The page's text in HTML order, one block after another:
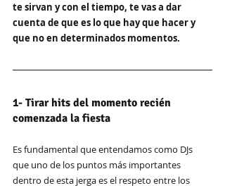
te sirvan y con el tiempo, te vas a dar
cuenta de que es lo que hay que hacer y
que no en determinados momentos.
1- Tirar hits del momento recién
comenzada la fiesta
Es fundamental que entendamos como DJs
que uno de los puntos más importantes
dentro de esta jerga es el respeto entre los